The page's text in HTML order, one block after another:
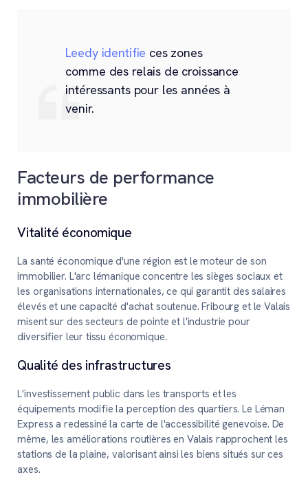
Leedy identifie ces zones
comme des relais de croissance
intéressants pour les années à
venir.
Facteurs de performance
immobilière
Vitalité économique
La santé économique d'une région est le moteur de son
immobilier. L'arc lémanique concentre les sièges sociaux et
les organisations internationales, ce qui garantit des salaires
élevés et une capacité d'achat soutenue. Fribourg et le Valais
misent sur des secteurs de pointe et l'industrie pour
diversifier leur tissu économique.
Qualité des infrastructures
L'investissement public dans les transports et les
équipements modifie la perception des quartiers. Le Léman
Express a redessiné la carte de l'accessibilité genevoise. De
même, les améliorations routières en Valais rapprochent les
stations de la plaine, valorisant ainsi les biens situés sur ces
axes.